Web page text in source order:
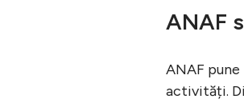
ANAF
ANAF
activități.